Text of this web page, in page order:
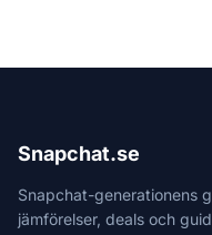
Snapchat.se
Snapchat-generationens
jämförelser, deals och